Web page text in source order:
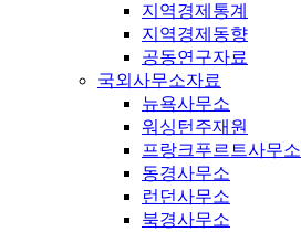
지역경제통계
지역경제동향
공동연구자료
국외사무소자료
뉴욕사무소
워싱턴주재원
프랑크푸르트사무소
동경사무소
런던사무소
북경사무소